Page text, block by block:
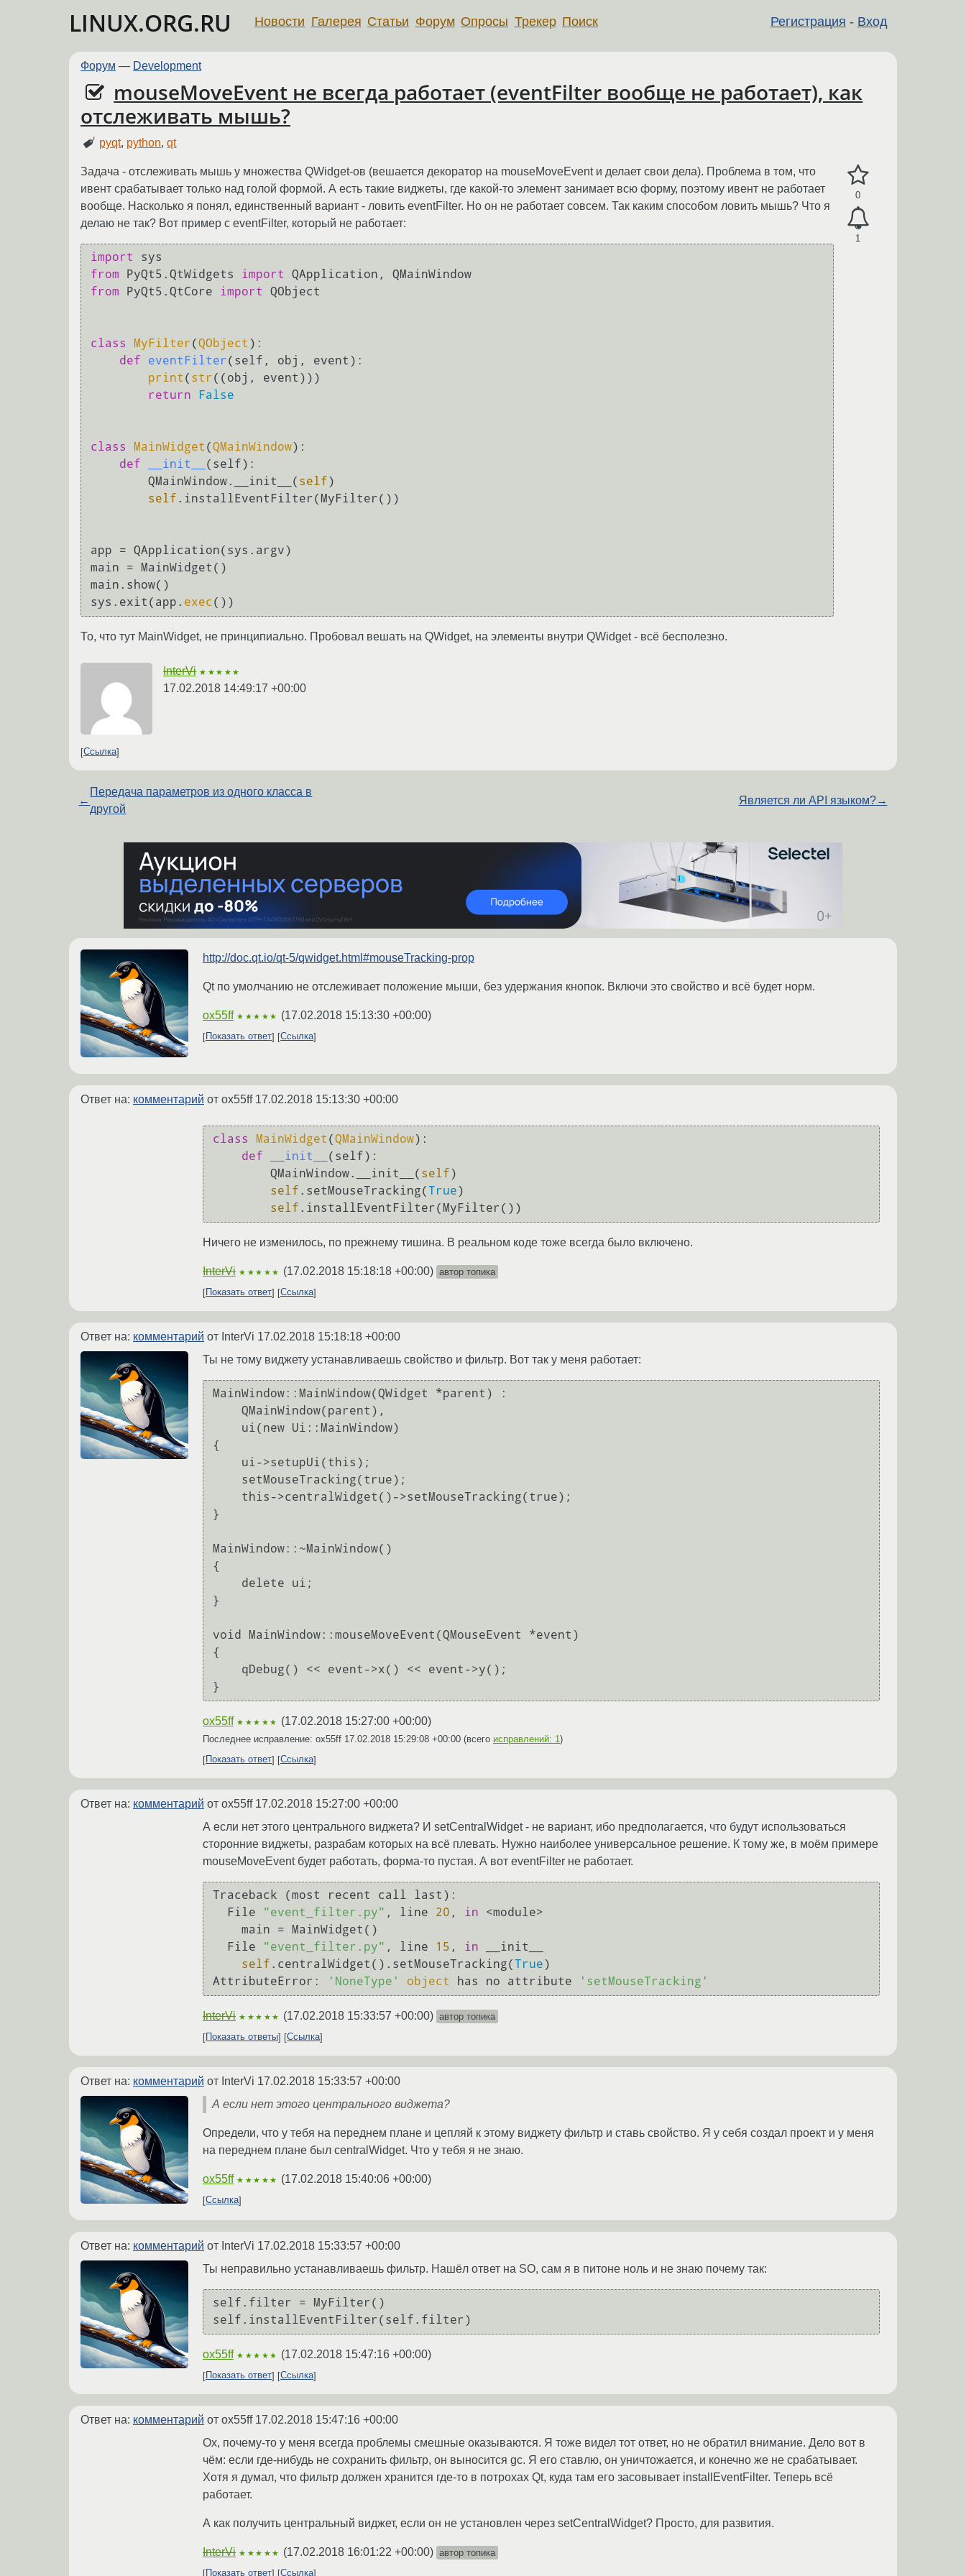
LINUX.ORG.RU Регистрация - Вход
Новости Галерея Статьи Форум Опросы Трекер Поиск
Форум — Development
mouseMoveEvent не всегда работает (eventFilter вообще не работает), как
отслеживать мышь?
pyqt, python,qt
0
1
Задача - отслеживать мышь у множества QWidget-ов (вешается декоратор на mouseMoveEvent и делает свои дела). Проблема в том, что
ивент срабатывает только над голой формой. А есть такие виджеты, где какой-то элемент занимает всю форму, поэтому ивент не работает
вообще. Насколько я понял, единственный вариант - ловить eventFilter. Но он не работает совсем. Так каким способом ловить мышь? Что я
делаю не так? Вот пример с eventFilter, который не работает:
import
from PyQt5.QtWidgets import
from PyQt5.QtCore import QObject
class MyFilter(QObject ):
def
eventFilter ( self, obj, event ):
print ( str((obj, event)))
return
False
class MainWidget (QMainWindow):
def
__init__ ( self):
        QMainWindow.__init__(
self)
self .installEventFilter(MyFilter())
app = QApplication(sys.argv)
main = MainWidget()
main.show()
sys.exit(app. exec
То, что тут MainWidget, не принципиально. Пробовал вешать на QWidget, на элементы внутри QWidget - всё бесполезно.
InterVi ★★★★★
17.02.2018 14:49:17 +00:00
Ссылка
←
Передача параметров из одного класса в
другой
Является ли API языком?→
http://doc.qt.io/qt-5/qwidget.html#mouseTracking-prop
Qt по умолчанию не отслеживает положение мыши, без удержания кнопок. Включи это свойство и всё будет норм.
ox55ff ★★★★★ (17.02.2018 15:13:30 +00:00)
Показать ответ Ссылка
Ответ на: комментарий от ox55ff 17.02.2018 15:13:30 +00:00
class MainWidget (QMainWindow):
def
__init__ ( self):
        QMainWindow.__init__(
self)
self .setMouseTracking(True)
self
Ничего не изменилось, по прежнему тишина. В реальном коде тоже всегда было включено.
InterVi ★★★★★ (17.02.2018 15:18:18 +00:00) автор топика
Показать ответ
Ссылка
Ответ на: комментарий от InterVi 17.02.2018 15:18:18 +00:00
Ты не тому виджету устанавливаешь свойство и фильтр. Вот так у меня работает:
MainWindow::MainWindow(QWidget *parent) :
{
}
MainWindow::~MainWindow()
{
}
void MainWindow::mouseMoveEvent(QMouseEvent *event)
{
}
ox55ff ★★★★★ (17.02.2018 15:27:00 +00:00)
Последнее исправление: ox55ff 17.02.2018 15:29:08 +00:00 (всего исправлений: 1 )
Показать ответ
Ссылка
Ответ на: комментарий от ox55ff 17.02.2018 15:27:00 +00:00
А если нет этого центрального виджета? И setCentralWidget - не вариант, ибо предполагается, что будут использоваться
сторонние виджеты, разрабам которых на всё плевать. Нужно наиболее универсальное решение. К тому же, в моём примере
mouseMoveEvent будет работать, форма-то пустая. А вот eventFilter не работает.
Traceback (most recent call last):
  File
"event_filter.py" , line 20 , in <module>
  File
"event_filter.py" , line 15 , in __init__
self .centralWidget().setMouseTracking(True)
AttributeError:
'NoneType' object has no attribute 'setMouseTracking'
InterVi ★★★★★ (17.02.2018 15:33:57 +00:00) автор топика
Показать ответы
Ссылка
Ответ на: комментарий от InterVi 17.02.2018 15:33:57 +00:00
А если нет этого центрального виджета?
Определи, что у тебя на переднем плане и цепляй к этому виджету фильтр и ставь свойство. Я у себя создал проект и у меня
на переднем плане был centralWidget. Что у тебя я не знаю.
ox55ff ★★★★★ (17.02.2018 15:40:06 +00:00)
Ссылка
Ответ на: комментарий от InterVi 17.02.2018 15:33:57 +00:00
Ты неправильно устанавливаешь фильтр. Нашёл ответ на SO, сам я в питоне ноль и не знаю почему так:
self.filter = MyFilter()
ox55ff ★★★★★ (17.02.2018 15:47:16 +00:00)
Показать ответ Ссылка
Ответ на: комментарий от ox55ff 17.02.2018 15:47:16 +00:00
Ох, почему-то у меня всегда проблемы смешные оказываются. Я тоже видел тот ответ, но не обратил внимание. Дело вот в
чём: если где-нибудь не сохранить фильтр, он выносится gc. Я его ставлю, он уничтожается, и конечно же не срабатывает.
Хотя я думал, что фильтр должен хранится где-то в потрохах Qt, куда там его засовывает installEventFilter. Теперь всё
работает.
А как получить центральный виджет, если он не установлен через setCentralWidget? Просто, для развития.
InterVi ★★★★★ (17.02.2018 16:01:22 +00:00) автор топика
Показать ответ
Ссылка